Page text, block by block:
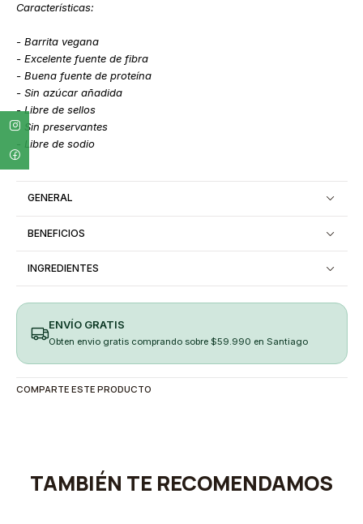
Características:
- Barrita vegana
- Excelente fuente de fibra
- Buena fuente de proteína
- Sin azúcar añadida
- Libre de sellos
- Sin preservantes
- Libre de sodio
GENERAL
BENEFICIOS
INGREDIENTES
ENVÍO GRATIS
Obten envio gratis comprando sobre $59.990 en Santiago
COMPARTE ESTE PRODUCTO
TAMBIÉN TE RECOMENDAMOS